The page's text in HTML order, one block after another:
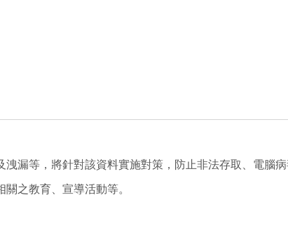
漏等，將針對該資料實施對策，防止非法存取、電腦
之教育、宣導活動等。